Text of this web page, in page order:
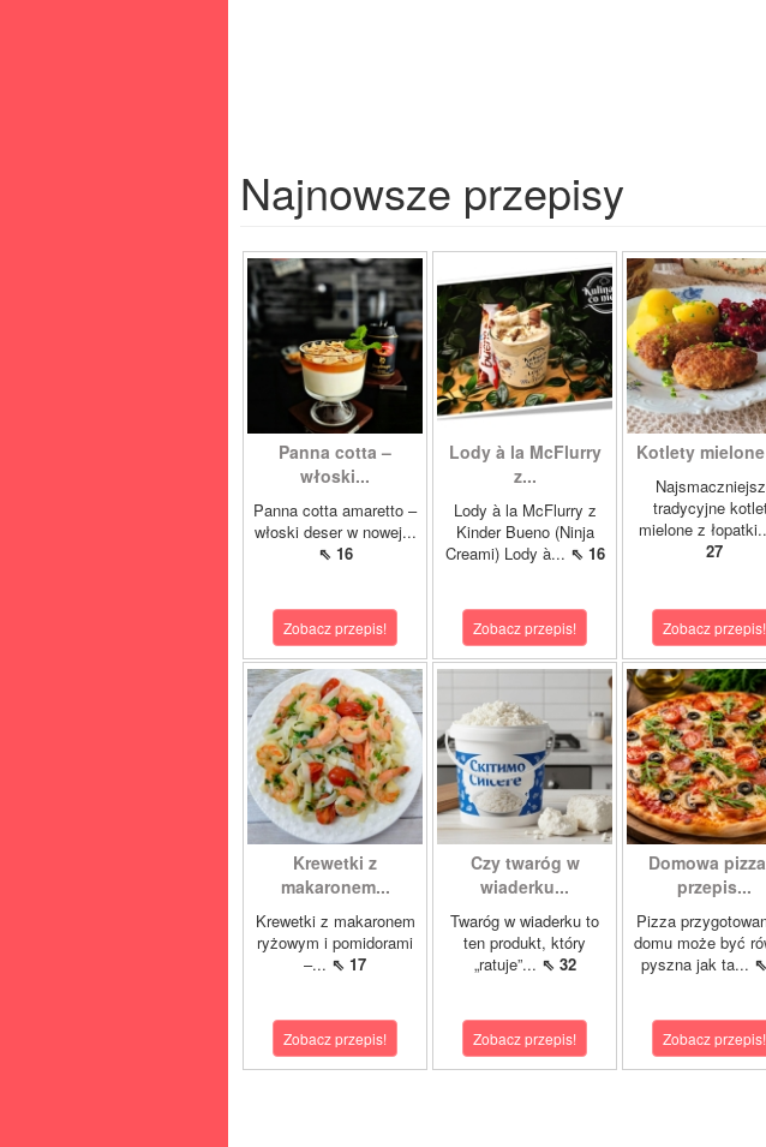
Najnowsze przepisy
Panna cotta –
włoski...
Panna cotta amaretto –
włoski deser w nowej...
⇖ 16
Zobacz przepis!
Lody à la McFlurry
z...
Lody à la McFlurry z
Kinder Bueno (Ninja
Creami) Lody à... ⇖ 16
Zobacz przepis!
Kotlety
tradycyjne
mielone z
27
Zobacz przepis!
Krewetki z
makaronem...
Krewetki z makaronem
ryżowym i pomidorami
–... ⇖ 17
Zobacz przepis!
Czy twaróg w
wiaderku...
Twaróg w wiaderku to
ten produkt, który
„ratuje”... ⇖ 32
Zobacz przepis!
Domowa
przepis...
Pizza
domu może być
pyszna jak ta...
Zobacz przepis!